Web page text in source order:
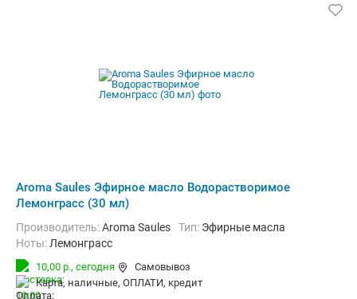
Aroma Saules Эфирное масло Водорастворимое
Лемонграсс (30 мл)
Производитель:Aroma Saules Тип: Эфирные масла
Ноты: Лемонграсс
10,00 р., сегодня
Самовывоз
карта, наличные, ОПЛАТИ, кредит